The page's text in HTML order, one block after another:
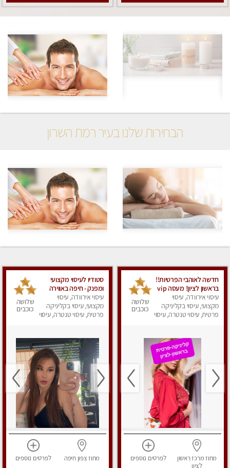
הבחירות שלנו בעיר רמת השרון
חדשה לאוהבי הפרטיות!!
בראשון לציון! מעסה vip
מפנקת בקליניקה פרטית
לחלוטין!!! לבד! לרציניים
בלבד! מומלץ!
עיסוי אירוודה, עיסוי
מקצועי, עיסוי בקליניקה
פרטית, עיסוי טנטרה, עיסוי
שלושה
כוכבים
מחוז מרכזראשון
לציון
לפרטים נוספים
סטודיו לעיסוי מקצועי
ומפנק - חיפה באווירה
נעימה ושקטה
עיסוי אירוודה, עיסוי
מקצועי, עיסוי בקליניקה
פרטית, עיסוי טנטרה, עיסוי
שלושה
כוכבים
מחוז צפוןחיפה לפרטים נוספים